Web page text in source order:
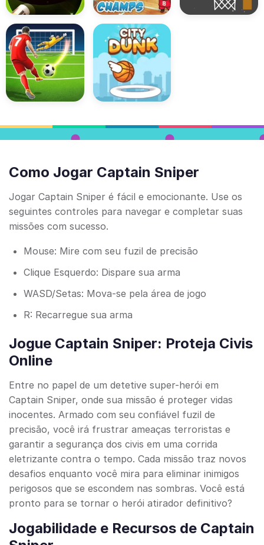
Como Jogar Captain Sniper
Jogar Captain Sniper é fácil e emocionante. Use os
seguintes controles para navegar e completar suas
missões com sucesso.
Mouse: Mire com seu fuzil de precisão
Clique Esquerdo: Dispare sua arma
WASD/Setas: Mova-se pela área de jogo
R: Recarregue sua arma
Jogue Captain Sniper: Proteja Civis
Online
Entre no papel de um detetive super-herói em
Captain Sniper, onde sua missão é proteger vidas
inocentes. Armado com seu confiável fuzil de
precisão, você irá frustrar ameaças terroristas e
garantir a segurança dos civis em uma corrida
eletrizante contra o tempo. Cada missão traz novos
desafios enquanto você mira para eliminar inimigos
perigosos que se escondem nas sombras. Você está
pronto para se tornar o herói atirador definitivo?
Jogabilidade e Recursos de Captain